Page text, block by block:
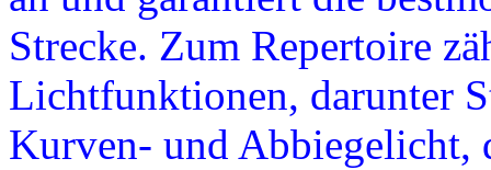
Strecke. Zum Repertoire
Lichtfunktionen, darunter
Kurven- und Abbiegelicht,